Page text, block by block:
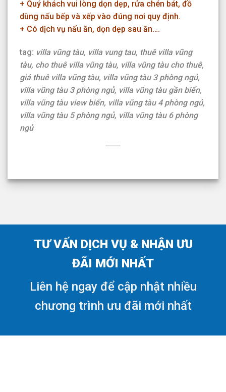
+ Quý khách vui lòng dọn dẹp, rửa chén bát, đồ
dùng nấu bếp và xếp vào đúng nơi quy định.
+ Có dịch vụ nấu ăn, dọn dẹp sau ăn….
tag: villa vũng tàu, villa vung tau, thuê villa vũng
tàu, cho thuê villa vũng tàu, villa vũng tàu cho thuê,
giá thuê villa vũng tàu, villa vũng tàu 3 phòng ngủ,
villa vũng tàu 3 phòng ngủ, villa vũng tàu gần biển,
villa vũng tàu view biển, villa vũng tàu 4 phòng ngủ,
villa vũng tàu 5 phòng ngủ, villa vũng tàu 6 phòng
ngủ
TƯ VẤN DỊCH VỤ & NHẬN ƯU
ĐÃI MỚI NHẤT
Liên hệ ngay để cập nhật nhiều
chương trình ưu đãi mới nhất